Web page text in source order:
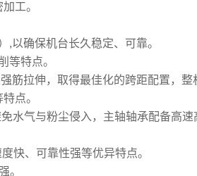
工。
以确保机台长久稳定、可靠。
等特点。
筋拉伸，取得最佳化的跨距配置，
点。
水气与粉尘侵入，主轴轴承配备高
快、可靠性强等优异特点。
。